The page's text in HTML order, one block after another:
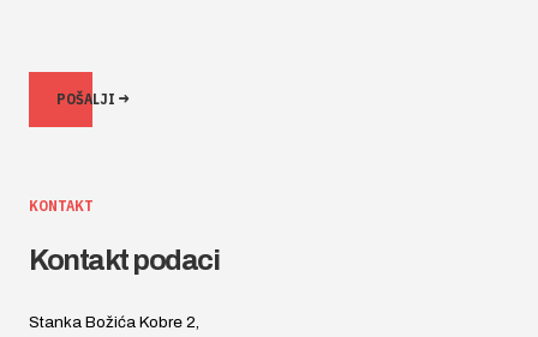
POŠALJI
KONTAKT
Kontakt podaci
ADRESA
Stanka Božića Kobre 2,